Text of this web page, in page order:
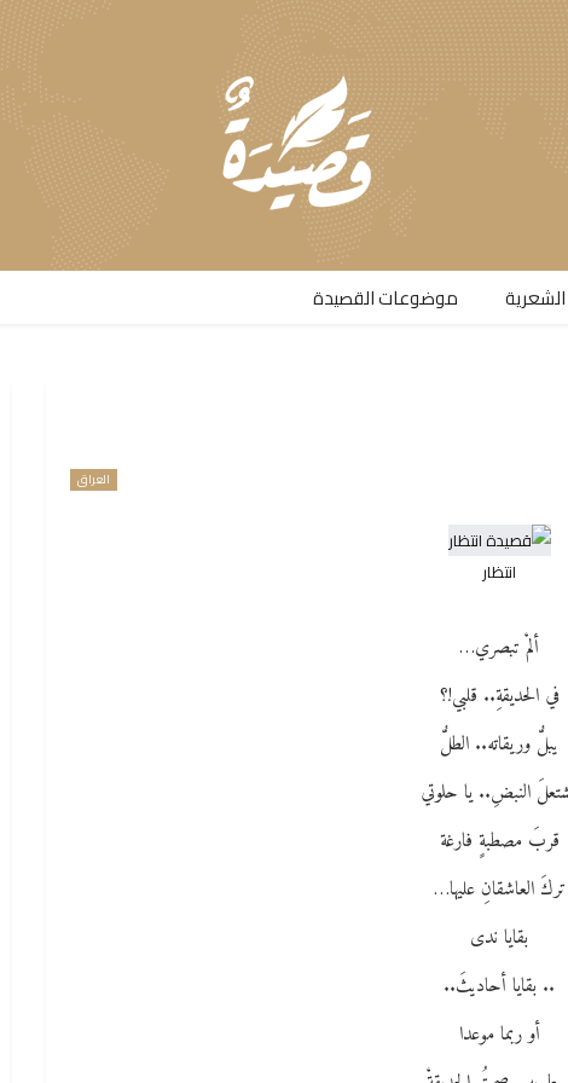
موضوعات القصيدة​
العراق
انتظار
ألمْ تبصري…
في الحديقةِ.. قلبي!؟
يبلُّ وريقاته.. الطلُّ
النبضِ.. يا حلوتي
قربَ مصطبةٍ فارغة
تركَ العاشقانِ عليها…
بقايا ندى
.. بقايا أحاديثَ..
أو ربما موعدا